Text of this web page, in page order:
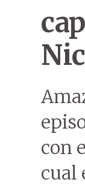
con
cual